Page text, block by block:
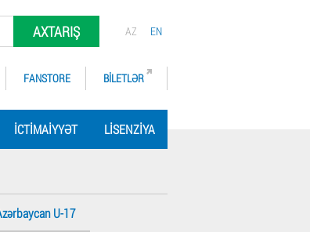
AZ EN
AXTARIŞ
FANSTORE BILETLƏR
İCTIMAIYYƏT LISENZIYA
U-17